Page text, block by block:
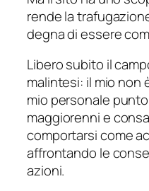
rende la
degna di essere
Libero subito il
malintesi: il mio non
mio personale
maggiorenni e
comportarsi come
affrontando le
azioni.